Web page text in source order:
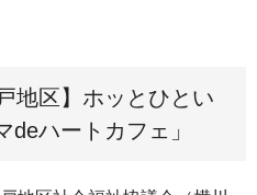
地区】ホッとひとい
deハートカフェ」